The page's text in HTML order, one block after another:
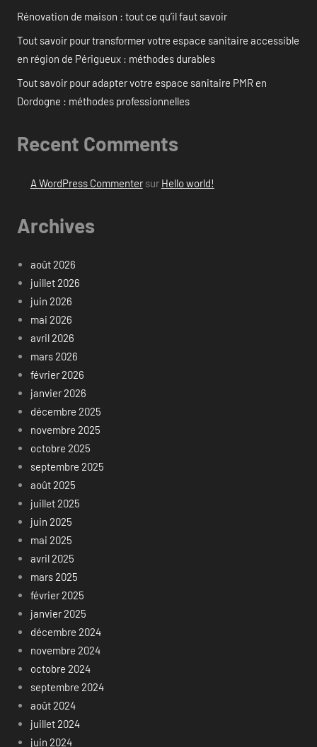
Rénovation de maison : tout ce qu’il faut savoir
Tout savoir pour transformer votre espace sanitaire accessible
en région de Périgueux : méthodes durables
Tout savoir pour adapter votre espace sanitaire PMR en
Dordogne : méthodes professionnelles
Recent Comments
A WordPress Commentersur Hello world!
Archives
août 2026
juillet 2026
juin 2026
mai 2026
avril 2026
mars 2026
février 2026
janvier 2026
décembre 2025
novembre 2025
octobre 2025
septembre 2025
août 2025
juillet 2025
juin 2025
mai 2025
avril 2025
mars 2025
février 2025
janvier 2025
décembre 2024
novembre 2024
octobre 2024
septembre 2024
août 2024
juillet 2024
juin 2024